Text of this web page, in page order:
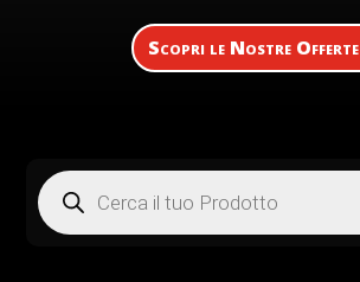
Scopri le Nostre Offerte
Products
search